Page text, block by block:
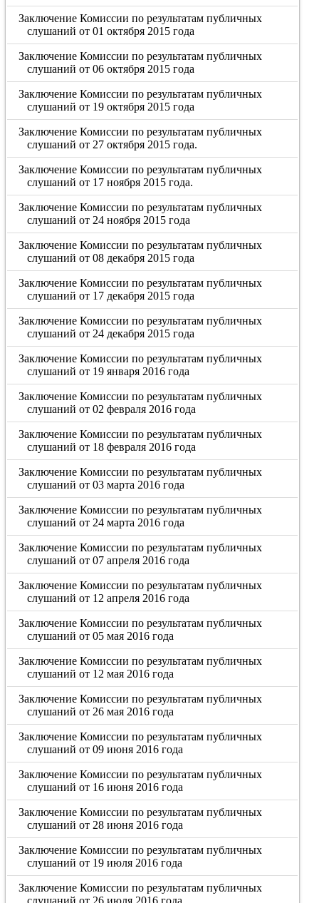
Заключение Комиссии по результатам публичных
слушаний от 01 октября 2015 года
Заключение Комиссии по результатам публичных
слушаний от 06 октября 2015 года
Заключение Комиссии по результатам публичных
слушаний от 19 октября 2015 года
Заключение Комиссии по результатам публичных
слушаний от 27 октября 2015 года.
Заключение Комиссии по результатам публичных
слушаний от 17 ноября 2015 года.
Заключение Комиссии по результатам публичных
слушаний от 24 ноября 2015 года
Заключение Комиссии по результатам публичных
слушаний от 08 декабря 2015 года
Заключение Комиссии по результатам публичных
слушаний от 17 декабря 2015 года
Заключение Комиссии по результатам публичных
слушаний от 24 декабря 2015 года
Заключение Комиссии по результатам публичных
слушаний от 19 января 2016 года
Заключение Комиссии по результатам публичных
слушаний от 02 февраля 2016 года
Заключение Комиссии по результатам публичных
слушаний от 18 февраля 2016 года
Заключение Комиссии по результатам публичных
слушаний от 03 марта 2016 года
Заключение Комиссии по результатам публичных
слушаний от 24 марта 2016 года
Заключение Комиссии по результатам публичных
слушаний от 07 апреля 2016 года
Заключение Комиссии по результатам публичных
слушаний от 12 апреля 2016 года
Заключение Комиссии по результатам публичных
слушаний от 05 мая 2016 года
Заключение Комиссии по результатам публичных
слушаний от 12 мая 2016 года
Заключение Комиссии по результатам публичных
слушаний от 26 мая 2016 года
Заключение Комиссии по результатам публичных
слушаний от 09 июня 2016 года
Заключение Комиссии по результатам публичных
слушаний от 16 июня 2016 года
Заключение Комиссии по результатам публичных
слушаний от 28 июня 2016 года
Заключение Комиссии по результатам публичных
слушаний от 19 июля 2016 года
Заключение Комиссии по результатам публичных
слушаний от 26 июля 2016 года